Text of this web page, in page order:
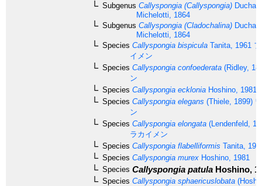
Subgenus Callyspongia (Callyspongia)
Michelotti, 1864
Subgenus Callyspongia (Cladochalina)
Michelotti, 1864
Species Callyspongia bispicula Tanita, 1961
イメン
Species Callyspongia confoederata (Ridley,
ン
Species Callyspongia ecklonia Hoshino, 1981
Species Callyspongia elegans (Thiele, 1899)
ン
Species Callyspongia elongata (Lendenfeld,
ラカイメン
Species Callyspongia flabelliformis Tanita,
Species Callyspongia murex Hoshino, 1981
Species Callyspongia patula Hoshino,
Species Callyspongia sphaericuslobata